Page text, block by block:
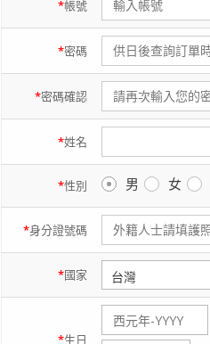
*帳號
*密碼
*密碼確認
*姓名
*性別 男 女
*身分證號碼
*國家
*生日